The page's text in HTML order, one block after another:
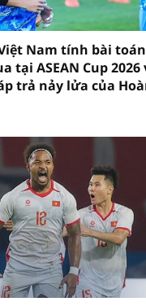
Nam tính bài toán
tại ASEAN Cup 2026
trả nảy lửa của